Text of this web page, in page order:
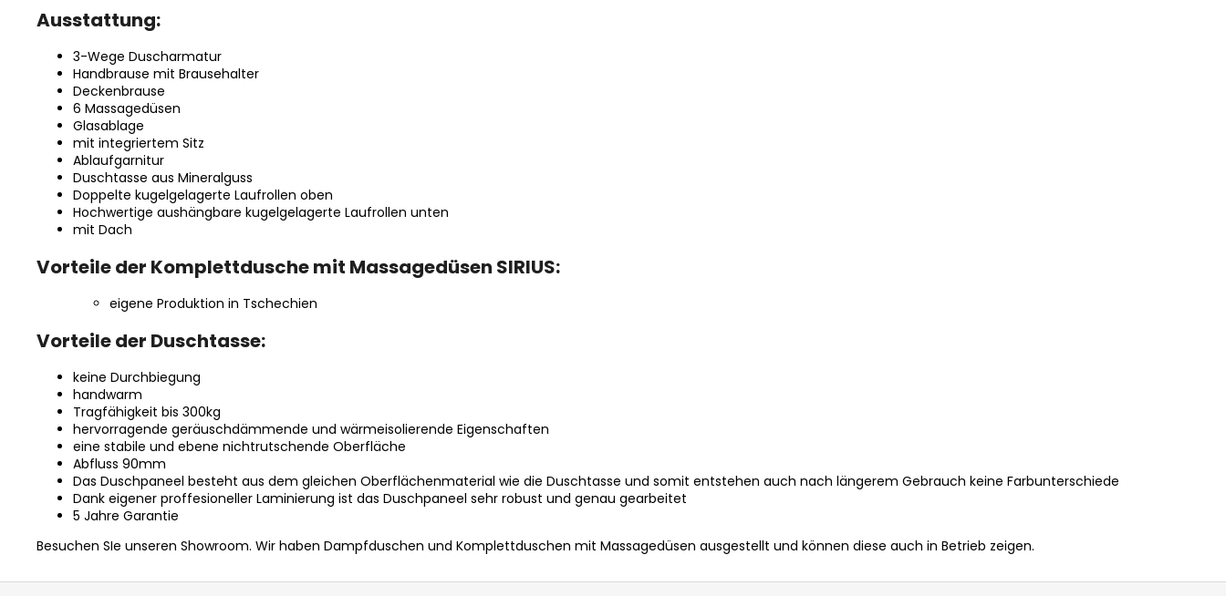
Ausstattung:
3-Wege Duscharmatur
Handbrause mit Brausehalter
Deckenbrause
6 Massagedüsen
Glasablage
mit integriertem Sitz
Ablaufgarnitur
Duschtasse aus Mineralguss
Doppelte kugelgelagerte Laufrollen oben
Hochwertige aushängbare kugelgelagerte Laufrollen unten
mit Dach
Vorteile der Komplettdusche mit Massagedüsen SIRIUS:
eigene Produktion in Tschechien
Vorteile der Duschtasse:
keine Durchbiegung
handwarm
Tragfähigkeit bis 300kg
hervorragende geräuschdämmende und wärmeisolierende Eigenschaften
eine stabile und ebene nichtrutschende Oberfläche
Abfluss 90mm
Das Duschpaneel besteht aus dem gleichen Oberflächenmaterial wie die Duschtasse und somit entstehen auch nach längerem Gebrauch keine Farbunterschiede
Dank eigener proffesioneller Laminierung ist das Duschpaneel sehr robust und genau gearbeitet
5 Jahre Garantie
Besuchen SIe unseren Showroom. Wir haben Dampfduschen und Komplettduschen mit Massagedüsen ausgestellt und können diese auch in Betrieb zeigen.